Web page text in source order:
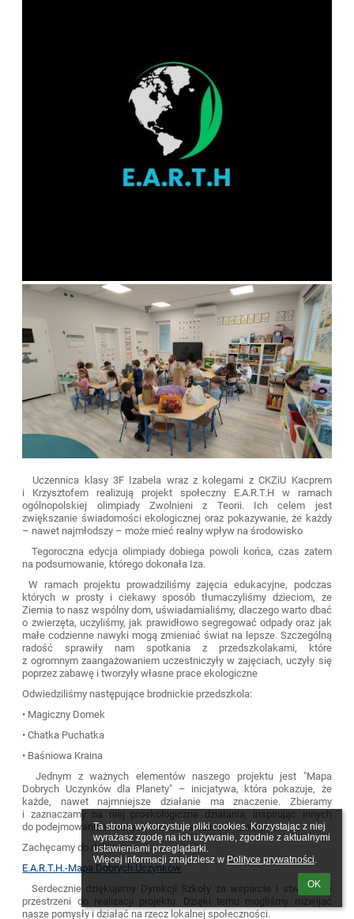
Ta strona wykorzystuje pliki cookies. Korzystając z niej
wyrażasz zgodę na ich używanie, zgodnie z aktualnymi
ustawieniami przeglądarki.
Więcej informacji znajdziesz w Polityce prywatności.
OK
Uczennica klasy 3F Izabela wraz z kolegami z CKZiU Kacprem
i Krzysztofem realizują projekt społeczny E.A.R.T.H w ramach
ogólnopolskiej olimpiady Zwolnieni z Teorii. Ich celem jest
zwiększanie świadomości ekologicznej oraz pokazywanie, że każdy
– nawet najmłodszy – może mieć realny wpływ na środowisko
Tegoroczna edycja olimpiady dobiega powoli końca, czas zatem
na podsumowanie, którego dokonała Iza.
W ramach projektu prowadziliśmy zajęcia edukacyjne, podczas
których w prosty i ciekawy sposób tłumaczyliśmy dzieciom, że
Ziemia to nasz wspólny dom, uświadamialiśmy, dlaczego warto dbać
o zwierzęta, uczyliśmy, jak prawidłowo segregować odpady oraz jak
małe codzienne nawyki mogą zmieniać świat na lepsze. Szczególną
radość sprawiły nam spotkania z przedszkolakami, które
z ogromnym zaangażowaniem uczestniczyły w zajęciach, uczyły się
poprzez zabawę i tworzyły własne prace ekologiczne
Odwiedziliśmy następujące brodnickie przedszkola:
• Magiczny Domek
• Chatka Puchatka
• Baśniowa Kraina
Jednym z ważnych elementów naszego projektu jest "Mapa
Dobrych Uczynków dla Planety" – inicjatywa, która pokazuje, że
każde, nawet najmniejsze działanie ma znaczenie. Zbieramy
i zaznaczamy na niej proekologiczne działania, inspirując innych
do podejmowania własnych kroków na rzecz środowiska
Zachęcamy do dołączenia
E.A.R.T.H.-Mapa Dobrych Uczynków
Serdecznie dziękujemy Dyrekcji Szkoły za wsparcie i stworzenie
przestrzeni do realizacji projektu. Dzięki temu mogliśmy rozwijać
nasze pomysły i działać na rzecz lokalnej społeczności.